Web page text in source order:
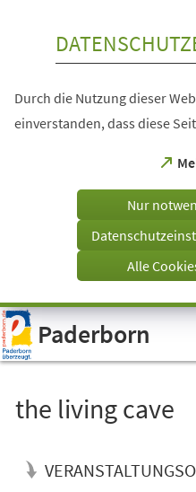
Visuelle
Assistenzsoftware
öffnen.
Durch die Nutzung dieser
einverstanden, dass diese
einem
Tab)
Nur
Alle
Paderborn
the living cave